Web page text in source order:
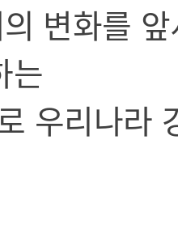
변화를
는
우리나라